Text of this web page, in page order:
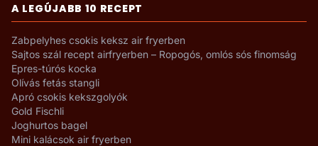
A LEGÚJABB 10 RECEPT
Zabpelyhes csokis keksz air fryerben
Sajtos szál recept airfryerben – Ropogós, omlós sós finomság
Epres-túrós kocka
Olívás fetás stangli
Apró csokis kekszgolyók
Gold Fischli
Joghurtos bagel
Mini kalácsok air fryerben